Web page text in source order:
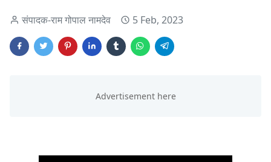
संपादक-राम गोपाल नामदेव 5 Feb, 2023